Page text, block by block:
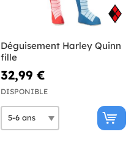
Déguisement Harley Quinn
fille
32,99 €
DISPONIBLE